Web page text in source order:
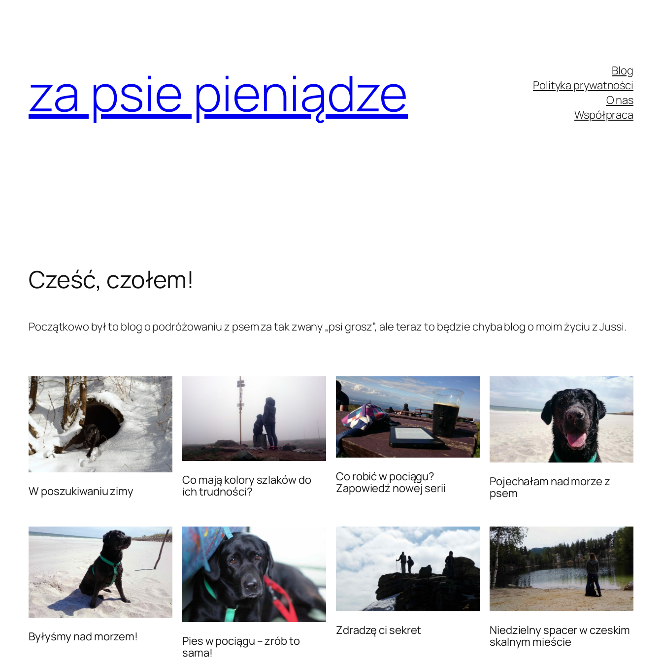
za psie pieniądze
Blog
Polityka prywatności
O nas
Współpraca
Cześć, czołem!
Początkowo był to blog o podróżowaniu z psem za tak zwany „psi grosz”, ale teraz to będzie chyba blog o moim życiu z Jussi.
W poszukiwaniu zimy
Co mają kolory szlaków do
ich trudności?
Co robić w pociągu?
Zapowiedź nowej serii
Pojechałam nad morze z
psem
Byłyśmy nad morzem!
Pies w pociągu – zrób to
sama!
Zdradzę ci sekret
Niedzielny spacer w czeskim
skalnym mieście